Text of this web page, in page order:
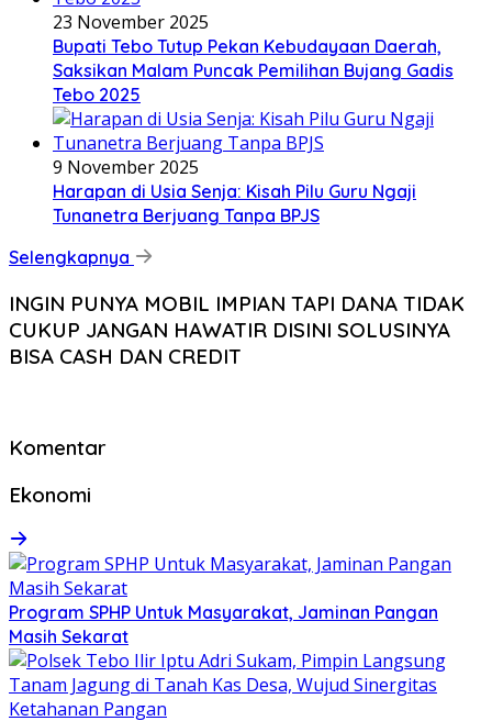
23 November 2025
Bupati Tebo Tutup Pekan Kebudayaan Daerah,
Saksikan Malam Puncak Pemilihan Bujang Gadis
Tebo 2025
9 November 2025
Harapan di Usia Senja: Kisah Pilu Guru Ngaji
Tunanetra Berjuang Tanpa BPJS
Selengkapnya
INGIN PUNYA MOBIL IMPIAN TAPI DANA TIDAK
CUKUP JANGAN HAWATIR DISINI SOLUSINYA
BISA CASH DAN CREDIT
Komentar
Ekonomi
Program SPHP Untuk Masyarakat, Jaminan Pangan
Masih Sekarat